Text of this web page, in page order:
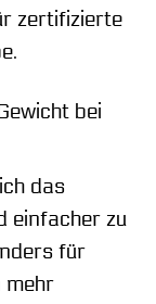
zertifizierte
bei
das
einfacher zu
für
mehr